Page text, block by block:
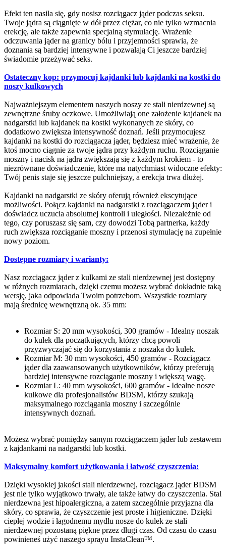
Efekt ten nasila się, gdy nosisz rozciągacz jąder podczas seksu.
Twoje jądra są ciągnięte w dół przez ciężar, co nie tylko wzmacnia
erekcję, ale także zapewnia specjalną stymulację. Wrażenie
odczuwania jąder na granicy bólu i przyjemności sprawia, że
doznania są bardziej intensywne i pozwalają Ci jeszcze bardziej
świadomie przeżywać seks.
Ostateczny kop: przymocuj kajdanki lub kajdanki na kostki do
noszy kulkowych
Najważniejszym elementem naszych noszy ze stali nierdzewnej są
zewnętrzne śruby oczkowe. Umożliwiają one założenie kajdanek na
nadgarstki lub kajdanek na kostki wykonanych ze skóry, co
dodatkowo zwiększa intensywność doznań. Jeśli przymocujesz
kajdanki na kostki do rozciągacza jąder, będziesz mieć wrażenie, że
ktoś mocno ciągnie za twoje jądra przy każdym ruchu. Rozciąganie
moszny i nacisk na jądra zwiększają się z każdym krokiem - to
niezrównane doświadczenie, które ma natychmiast widoczne efekty:
Twój penis staje się jeszcze pulchniejszy, a erekcja trwa dłużej.
Kajdanki na nadgarstki ze skóry oferują również ekscytujące
możliwości. Połącz kajdanki na nadgarstki z rozciągaczem jąder i
doświadcz uczucia absolutnej kontroli i uległości. Niezależnie od
tego, czy poruszasz się sam, czy dowodzi Tobą partnerka, każdy
ruch zwiększa rozciąganie moszny i przenosi stymulację na zupełnie
nowy poziom.
Dostępne rozmiary i warianty:
Nasz rozciągacz jąder z kulkami ze stali nierdzewnej jest dostępny
w różnych rozmiarach, dzięki czemu możesz wybrać dokładnie taką
wersję, jaka odpowiada Twoim potrzebom. Wszystkie rozmiary
mają średnicę wewnętrzną ok. 35 mm:
Rozmiar S: 20 mm wysokości, 300 gramów - Idealny noszak
do kulek dla początkujących, którzy chcą powoli
przyzwyczajać się do korzystania z noszaka do kulek.
Rozmiar M: 30 mm wysokości, 450 gramów - Rozciągacz
jąder dla zaawansowanych użytkowników, którzy preferują
bardziej intensywne rozciąganie moszny i większą wagę.
Rozmiar L: 40 mm wysokości, 600 gramów - Idealne nosze
kulkowe dla profesjonalistów BDSM, którzy szukają
maksymalnego rozciągania moszny i szczególnie
intensywnych doznań.
Możesz wybrać pomiędzy samym rozciągaczem jąder lub zestawem
z kajdankami na nadgarstki lub kostki.
Maksymalny komfort użytkowania i łatwość czyszczenia:
Dzięki wysokiej jakości stali nierdzewnej, rozciągacz jąder BDSM
jest nie tylko wyjątkowo trwały, ale także łatwy do czyszczenia. Stal
nierdzewna jest hipoalergiczna, a zatem szczególnie przyjazna dla
skóry, co sprawia, że czyszczenie jest proste i higieniczne. Dzięki
ciepłej wodzie i łagodnemu mydłu nosze do kulek ze stali
nierdzewnej pozostaną piękne przez długi czas. Od czasu do czasu
powinieneś użyć naszego sprayu InstaClean™.